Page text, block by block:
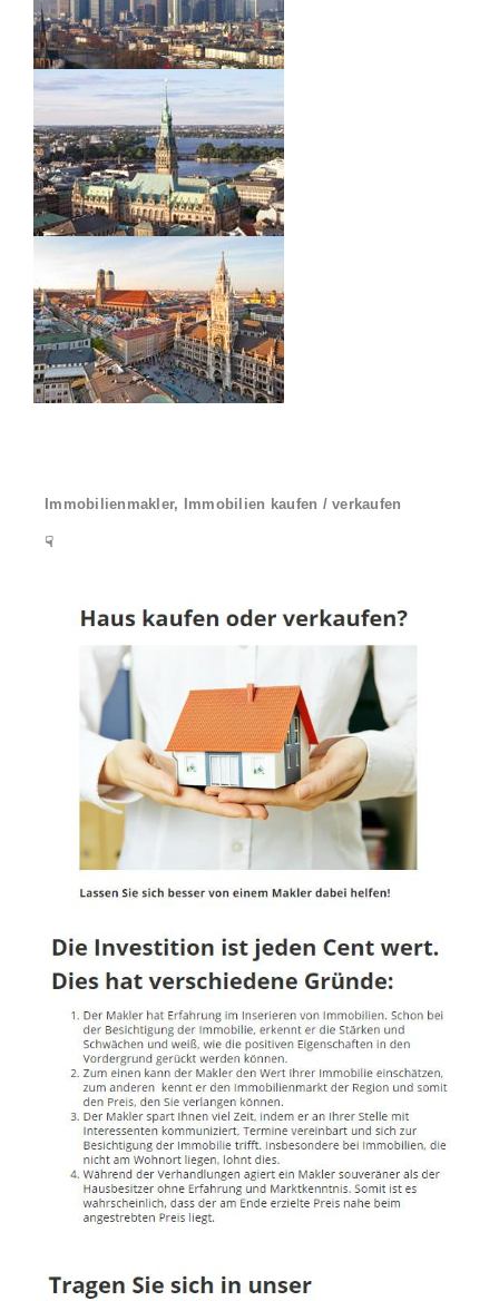
Immobilienmakler, Immobilien kaufen / verkaufen
☟